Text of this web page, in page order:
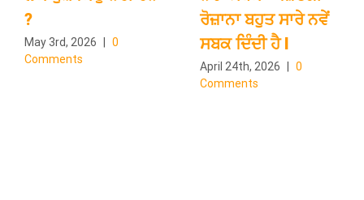
?
May 3rd, 2026
0
Comments
ਰੋਜ਼ਾਨਾ ਬਹੁਤ ਸਾਰੇ ਨਵੇਂ
ਸਬਕ ਦਿੰਦੀ ਹੈ l
April 24th, 2026
0
Comments